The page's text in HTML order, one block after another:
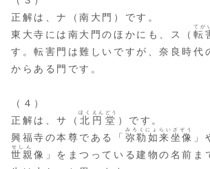
正解は、ナ（南大門）です。
東大寺には南大門のほかにも、ス（ 転
てが
す。転害門は難しいですが、奈良時代
からある門です。
（４）
正解は、サ（ 北円堂
ほくえんどう
）です。
興福寺の本尊である「 弥勒如来坐像
みろくにょらいざぞう
」
世親
せしん
像」をまつっている建物の名前ま